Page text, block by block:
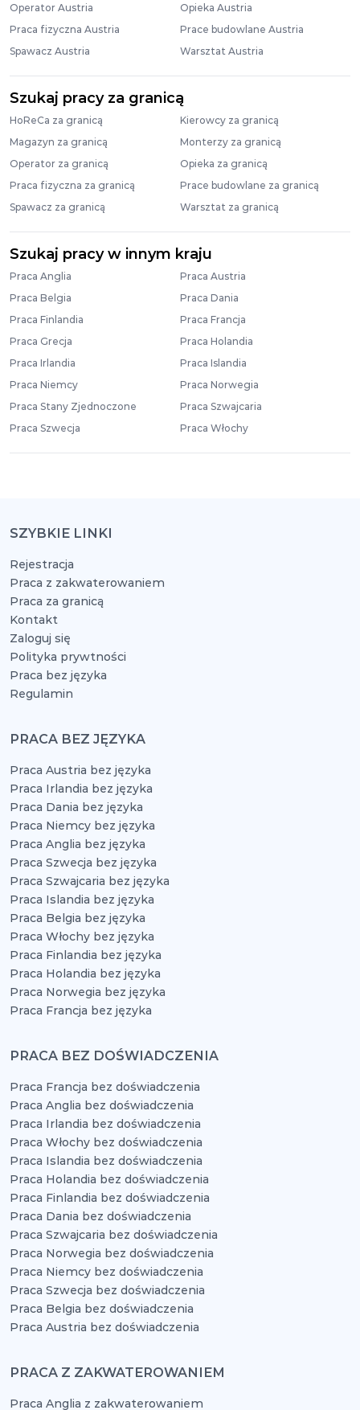
Operator Austria
Opieka Austria
Praca fizyczna Austria
Prace budowlane Austria
Spawacz Austria
Warsztat Austria
Szukaj pracy za granicą
HoReCa za granicą
Kierowcy za granicą
Magazyn za granicą
Monterzy za granicą
Operator za granicą
Opieka za granicą
Praca fizyczna za granicą
Prace budowlane za granicą
Spawacz za granicą
Warsztat za granicą
Szukaj pracy w innym kraju
Praca Anglia
Praca Austria
Praca Belgia
Praca Dania
Praca Finlandia
Praca Francja
Praca Grecja
Praca Holandia
Praca Irlandia
Praca Islandia
Praca Niemcy
Praca Norwegia
Praca Stany Zjednoczone
Praca Szwajcaria
Praca Szwecja
Praca Włochy
SZYBKIE LINKI
Rejestracja
Praca z zakwaterowaniem
Praca za granicą
Kontakt
Zaloguj się
Polityka prywtności
Praca bez języka
Regulamin
PRACA BEZ JĘZYKA
Praca Austria bez języka
Praca Irlandia bez języka
Praca Dania bez języka
Praca Niemcy bez języka
Praca Anglia bez języka
Praca Szwecja bez języka
Praca Szwajcaria bez języka
Praca Islandia bez języka
Praca Belgia bez języka
Praca Włochy bez języka
Praca Finlandia bez języka
Praca Holandia bez języka
Praca Norwegia bez języka
Praca Francja bez języka
PRACA BEZ DOŚWIADCZENIA
Praca Francja bez doświadczenia
Praca Anglia bez doświadczenia
Praca Irlandia bez doświadczenia
Praca Włochy bez doświadczenia
Praca Islandia bez doświadczenia
Praca Holandia bez doświadczenia
Praca Finlandia bez doświadczenia
Praca Dania bez doświadczenia
Praca Szwajcaria bez doświadczenia
Praca Norwegia bez doświadczenia
Praca Niemcy bez doświadczenia
Praca Szwecja bez doświadczenia
Praca Belgia bez doświadczenia
Praca Austria bez doświadczenia
PRACA Z ZAKWATEROWANIEM
Praca Anglia z zakwaterowaniem